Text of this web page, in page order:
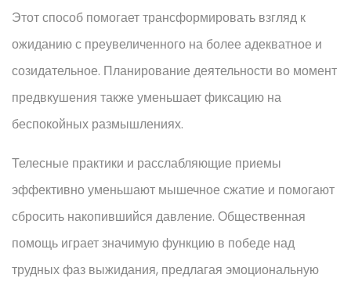
Этот способ помогает трансформировать взгляд к
ожиданию с преувеличенного на более адекватное и
созидательное. Планирование деятельности во момент
предвкушения также уменьшает фиксацию на
беспокойных размышлениях.
Телесные практики и расслабляющие приемы
эффективно уменьшают мышечное сжатие и помогают
сбросить накопившийся давление. Общественная
помощь играет значимую функцию в победе над
трудных фаз выжидания, предлагая эмоциональную